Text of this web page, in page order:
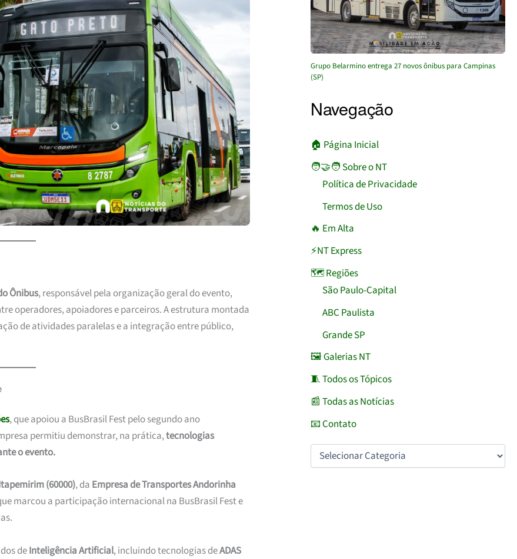
Ônibus, responsável pela organização geral do evento,
operadores, apoiadores e parceiros. A estrutura montada
de atividades paralelas e a integração entre público,
, que apoiou a BusBrasil Fest pelo segundo ano
permitiu demonstrar, na prática,tecnologias
o evento.
(60000), da Empresa de Transportes Andorinha
marcou a participação internacional na BusBrasil Fest e
deInteligência Artificial, incluindo tecnologias deADAS
Grupo Belarmino entrega 27 novos ônibus para Campinas
(SP)
Navegação
🏠︎ Página Inicial
🧑‍🤝‍🧑 Sobre o NT
Política de Privacidade
Termos de Uso
🔥 Em Alta
⚡NT Express
🗺️ Regiões
São Paulo-Capital
ABC Paulista
Grande SP
🖼️ Galerias NT
🧵 Todos os Tópicos
📰 Todas as Notícias
📧 Contato